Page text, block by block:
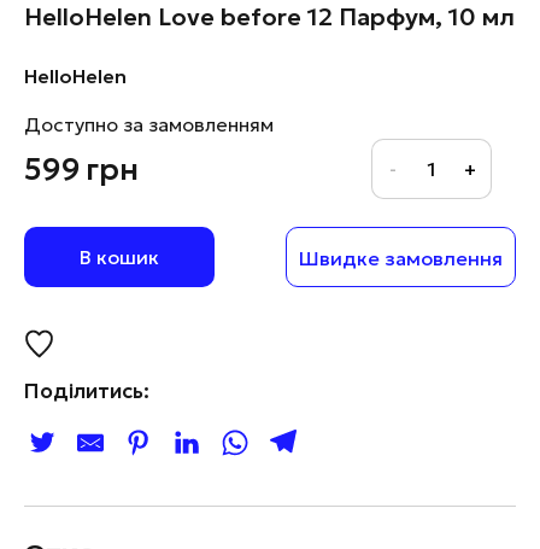
HelloHelen Love before 12 Парфум, 10 мл
HelloHelen
Доступно за замовленням
599 грн
В кошик Швидке замовлення
Поділитись: